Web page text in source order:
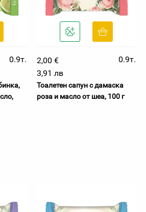
0.9т.
2,00 €
0.9т.
3,91 лв
Тоалетен сапун с дамаска
роза и масло от шеа, 100 г